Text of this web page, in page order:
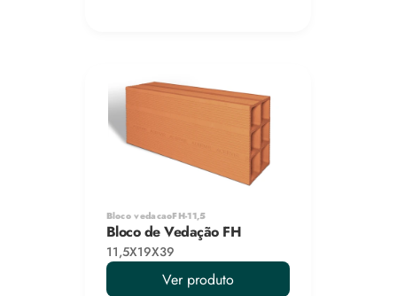
Bloco vedacaoFH-11,5
Bloco de Vedação FH
11,5X19X39
Ver produto